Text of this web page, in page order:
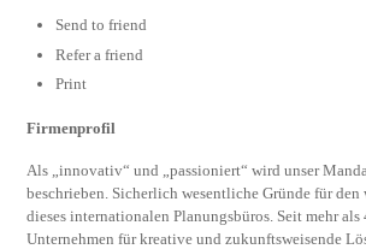
Send to friend
Refer a friend
Print
Firmenprofil
Als „innovativ“ und „passioniert“ wird unser
beschrieben. Sicherlich wesentliche Gründe für
dieses internationalen Planungsbüros. Seit mehr als
Unternehmen für kreative und zukunftsweisende